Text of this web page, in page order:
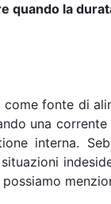
quando la
fonte di
una
interna.